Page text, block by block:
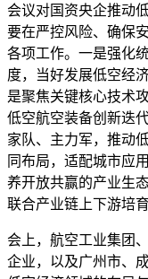
会议对国资央企推动
要在严控风险、确保
各项工作。一是强化
度，当好发展低空经
是聚焦关键核心技术
低空航空装备创新迭
家队、主力军，推动
同布局，适配城市应
养开放共赢的产业生
联合产业链上下游培
会上，航空工业集团
企业，以及广州市、